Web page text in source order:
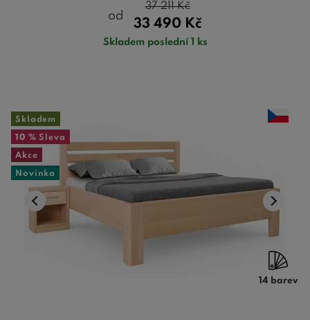
od
33 490 Kč
37 211Kč
Skladem poslední 1 ks
Skladem
10 % Sleva
Akce
Novinka
14 barev